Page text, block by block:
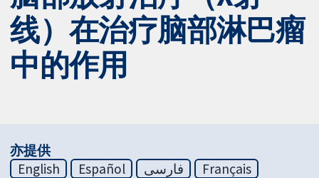
线）在治疗脑部淋巴瘤
中的作用
亦提供
English
Español فارسی
Français